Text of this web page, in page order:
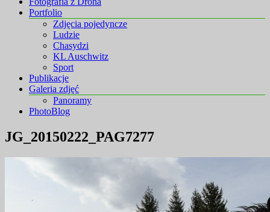
Portfolio
Zdjęcia pojedyncze
Ludzie
Chasydzi
KL Auschwitz
Sport
Publikacje
Galeria zdjęć
Panoramy
PhotoBlog
JG_20150222_PAG7277